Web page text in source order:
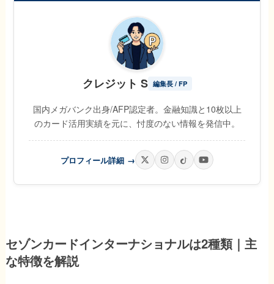
クレジット S 編集長 / FP
国内メガバンク出身/AFP認定者。金融知識と10枚以上
のカード活用実績を元に、忖度のない情報を発信中。
プロフィール詳細 →
セゾンカードインターナショナルは2種類｜主
な特徴を解説